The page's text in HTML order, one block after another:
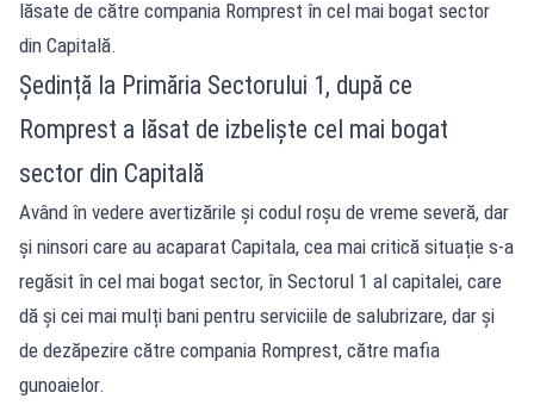
lăsate de către compania Romprest în cel mai bogat sector
din Capitală.
Ședință la Primăria Sectorului 1, după ce
Romprest a lăsat de izbeliște cel mai bogat
sector din Capitală
Având în vedere avertizările și codul roșu de vreme severă, dar
și ninsori care au acaparat Capitala, cea mai critică situație s-a
regăsit în cel mai bogat sector, în Sectorul 1 al capitalei, care
dă și cei mai mulți bani pentru serviciile de salubrizare, dar și
de dezăpezire către compania Romprest, către mafia
gunoaielor.